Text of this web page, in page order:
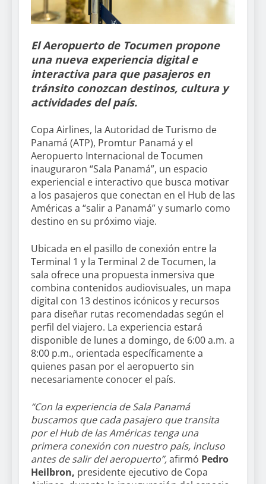
El Aeropuerto de Tocumen propone
una nueva experiencia digital e
interactiva para que pasajeros en
tránsito conozcan destinos, cultura y
actividades del país.
Copa Airlines, la Autoridad de Turismo de
Panamá (ATP), Promtur Panamá y el
Aeropuerto Internacional de Tocumen
inauguraron “Sala Panamá”, un espacio
experiencial e interactivo que busca motivar
a los pasajeros que conectan en el Hub de las
Américas a “salir a Panamá” y sumarlo como
destino en su próximo viaje.
Ubicada en el pasillo de conexión entre la
Terminal 1 y la Terminal 2 de Tocumen, la
sala ofrece una propuesta inmersiva que
combina contenidos audiovisuales, un mapa
digital con 13 destinos icónicos y recursos
para diseñar rutas recomendadas según el
perfil del viajero. La experiencia estará
disponible de lunes a domingo, de 6:00 a.m. a
8:00 p.m., orientada específicamente a
quienes pasan por el aeropuerto sin
necesariamente conocer el país.
“Con la experiencia de Sala Panamá
buscamos que cada pasajero que transita
por el Hub de las Américas tenga una
primera conexión con nuestro país, incluso
antes de salir del aeropuerto”,afirmó Pedro
Heilbron, presidente ejecutivo de Copa